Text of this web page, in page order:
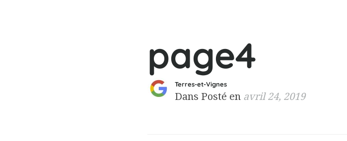
page4
Terres-et-Vignes
Dans Posté en avril 24, 2019